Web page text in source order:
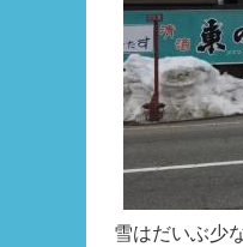
雪はだいぶ少